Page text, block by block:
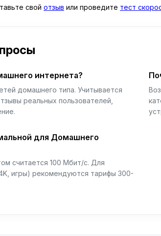
свой отзыв или проведите тест
интернета?
домашнего типа. Учитывается
реальных пользователей,
для Домашнего
считается 100 Мбит/с. Для
игры) рекомендуются тарифы 300-